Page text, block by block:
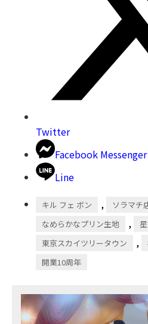
Twitter
Facebook Messenger
Line
キル フェ ボン , ソラマチ
なめらかなプリン生地 ,
東京スカイツリータウン ,
開業10周年